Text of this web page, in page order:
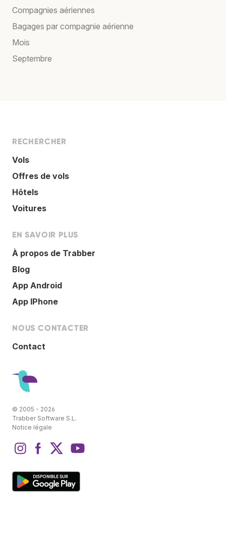
Compagnies aériennes
Bagages par compagnie aérienne
Mois
Septembre
RECHERCHER
Vols
Offres de vols
Hôtels
Voitures
EN SAVOIR PLUS
À propos de Trabber
Blog
App Android
App IPhone
NOUS CONTACTER
Contact
© 2005 - 2026
Trabber Software S.L.
Notice légale